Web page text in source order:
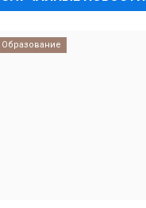
Образование